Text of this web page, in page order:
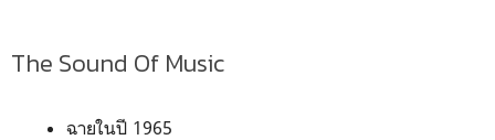
The Sound Of Music
ฉายในปี 1965